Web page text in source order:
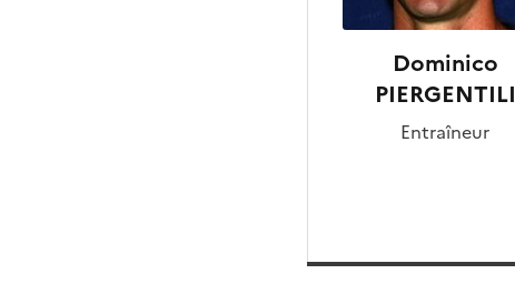
Dominico
PIERGENTILI
Entraîneur